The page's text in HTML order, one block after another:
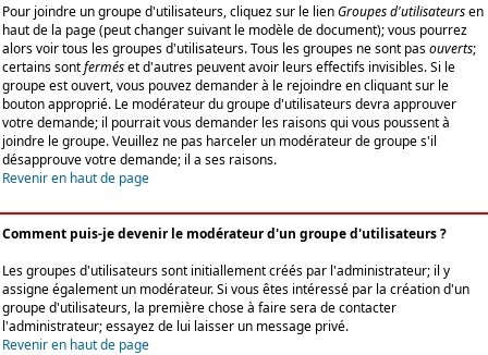
Pour joindre un groupe d'utilisateurs, cliquez sur le lienGroupes d'utilisateursen
haut de la page (peut changer suivant le modèle de document); vous pourrez
alors voir tous les groupes d'utilisateurs. Tous les groupes ne sont pasouverts;
certains sontferméset d'autres peuvent avoir leurs effectifs invisibles. Si le
groupe est ouvert, vous pouvez demander à le rejoindre en cliquant sur le
bouton approprié. Le modérateur du groupe d'utilisateurs devra approuver
votre demande; il pourrait vous demander les raisons qui vous poussent à
joindre le groupe. Veuillez ne pas harceler un modérateur de groupe s'il
désapprouve votre demande; il a ses raisons.
Revenir en haut de page
Comment puis-je devenir le modérateur d'un groupe d'utilisateurs ?
Les groupes d'utilisateurs sont initiallement créés par l'administrateur; il y
assigne également un modérateur. Si vous êtes intéressé par la création d'un
groupe d'utilisateurs, la première chose à faire sera de contacter
l'administrateur; essayez de lui laisser un message privé.
Revenir en haut de page